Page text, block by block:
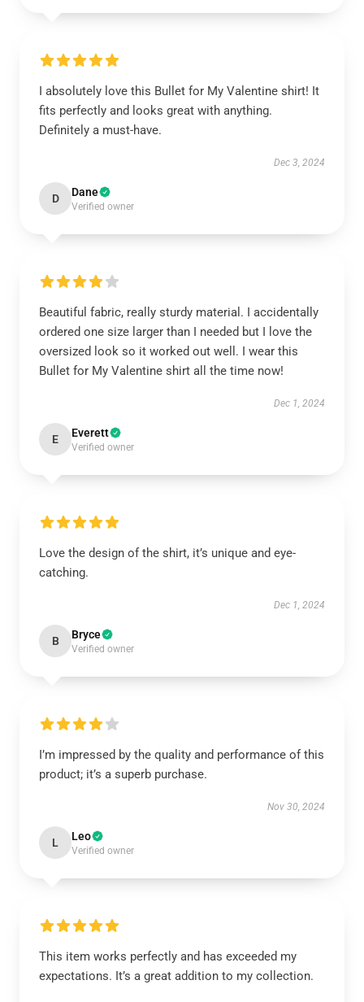
I absolutely love this Bullet for My Valentine shirt! It
fits perfectly and looks great with anything.
Definitely a must-have.
Dec 3, 2024
D Dane
Verified owner
Beautiful fabric, really sturdy material. I accidentally
ordered one size larger than I needed but I love the
oversized look so it worked out well. I wear this
Bullet for My Valentine shirt all the time now!
Dec 1, 2024
E Everett
Verified owner
Love the design of the shirt, it’s unique and eye-
catching.
Dec 1, 2024
B Bryce
Verified owner
I’m impressed by the quality and performance of this
product; it’s a superb purchase.
Nov 30, 2024
L Leo
Verified owner
This item works perfectly and has exceeded my
expectations. It’s a great addition to my collection.